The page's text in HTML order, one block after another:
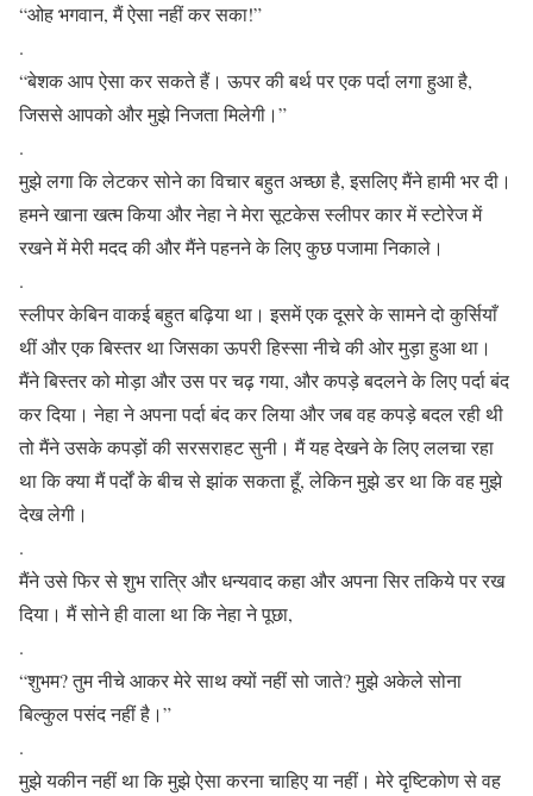
“ओह भगवान, मैं ऐसा नहीं कर सका!”
.
“बेशक आप ऐसा कर सकते हैं। ऊपर की बर्थ पर एक पर्दा लगा हुआ है,
जिससे आपको और मुझे निजता मिलेगी।”
.
मुझे लगा कि लेटकर सोने का विचार बहुत अच्छा है, इसलिए मैंने हामी भर दी।
हमने खाना खत्म किया और नेहा ने मेरा सूटकेस स्लीपर कार में स्टोरेज में
रखने में मेरी मदद की और मैंने पहनने के लिए कुछ पजामा निकाले।
.
स्लीपर केबिन वाकई बहुत बढ़िया था। इसमें एक दूसरे के सामने दो कुर्सियाँ
थीं और एक बिस्तर था जिसका ऊपरी हिस्सा नीचे की ओर मुड़ा हुआ था।
मैंने बिस्तर को मोड़ा और उस पर चढ़ गया, और कपड़े बदलने के लिए पर्दा बंद
कर दिया। नेहा ने अपना पर्दा बंद कर लिया और जब वह कपड़े बदल रही थी
तो मैंने उसके कपड़ों की सरसराहट सुनी। मैं यह देखने के लिए ललचा रहा
था कि क्या मैं पर्दों के बीच से झांक सकता हूँ, लेकिन मुझे डर था कि वह मुझे
देख लेगी।
.
मैंने उसे फिर से शुभ रात्रि और धन्यवाद कहा और अपना सिर तकिये पर रख
दिया। मैं सोने ही वाला था कि नेहा ने पूछा,
.
“शुभम? तुम नीचे आकर मेरे साथ क्यों नहीं सो जाते? मुझे अकेले सोना
बिल्कुल पसंद नहीं है।”
.
मुझे यकीन नहीं था कि मुझे ऐसा करना चाहिए या नहीं। मेरे दृष्टिकोण से वह